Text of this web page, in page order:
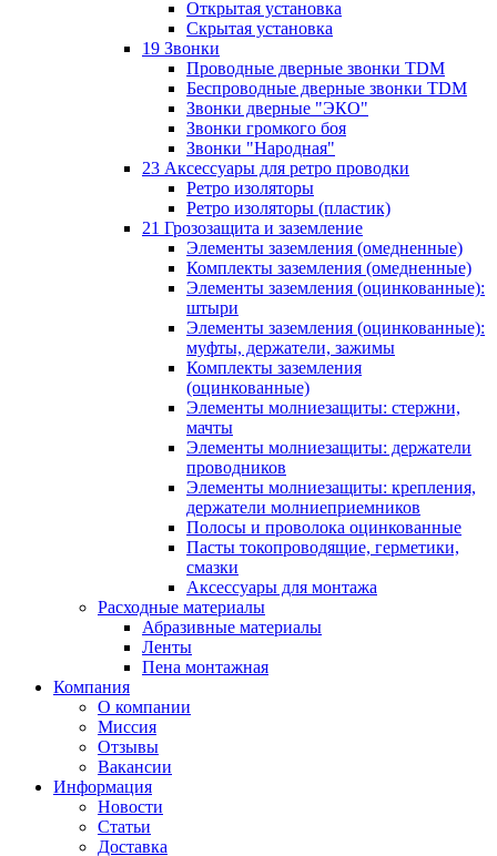
Открытая установка
Скрытая установка
19 Звонки
Проводные дверные звонки TDM
Беспроводные дверные звонки TDM
Звонки дверные "ЭКО"
Звонки громкого боя
Звонки "Народная"
23 Аксессуары для ретро проводки
Ретро изоляторы
Ретро изоляторы (пластик)
21 Грозозащита и заземление
Элементы заземления (омедненные)
Комплекты заземления (омедненные)
Элементы заземления (оцинкованные):
штыри
Элементы заземления (оцинкованные):
муфты, держатели, зажимы
Комплекты заземления
(оцинкованные)
Элементы молниезащиты: стержни,
мачты
Элементы молниезащиты: держатели
проводников
Элементы молниезащиты: крепления,
держатели молниеприемников
Полосы и проволока оцинкованные
Пасты токопроводящие, герметики,
смазки
Аксессуары для монтажа
Расходные материалы
Абразивные материалы
Ленты
Пена монтажная
Компания
О компании
Миссия
Отзывы
Вакансии
Информация
Новости
Статьи
Доставка